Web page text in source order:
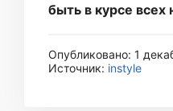
быть в курсе всех
Опубликовано: 1
Источник: instyle